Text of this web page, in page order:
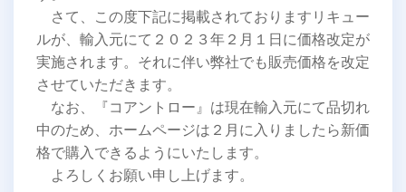
さて、この度下記に掲載されておりますリキュー
ルが、輸入元にて２０２３年２月１日に価格改定が
実施されます。それに伴い弊社でも販売価格を改定
させていただきます。
なお、『コアントロー』は現在輸入元にて品切れ
中のため、ホームページは２月に入りましたら新価
格で購入できるようにいたします。
よろしくお願い申し上げます。